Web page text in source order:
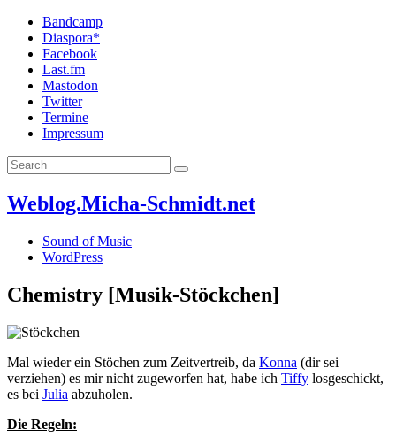
Bandcamp
Diaspora*
Facebook
Last.fm
Mastodon
Twitter
Termine
Impressum
Weblog.Micha-Schmidt.net
Sound of Music
WordPress
Chemistry [Musik-Stöckchen]
Mal wieder ein Stöchen zum Zeitvertreib, da Konna (dir sei
verziehen) es mir nicht zugeworfen hat, habe ich Tiffy losgeschickt,
es bei Julia abzuholen.
Die Regeln: